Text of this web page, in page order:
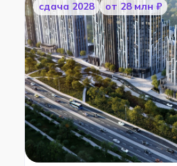
cдача 2028 от 28 млн ₽